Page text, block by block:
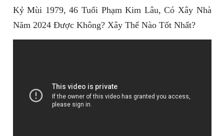
Kỷ Mùi 1979, 46 Tuổi Phạm Kim Lâu, Có Xây Nhà
Năm 2024 Được Không? Xây Thế Nào Tốt Nhất?